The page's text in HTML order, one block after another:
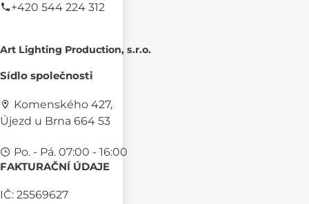
+420 544 224 312
Art Lighting Production, s.r.o.
Sídlo společnosti
Komenského 427,
Újezd u Brna 664 53
Po. - Pá. 07:00 - 16:00
FAKTURAČNÍ ÚDAJE
IČ: 25569627